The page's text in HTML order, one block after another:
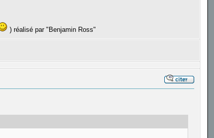
) réalisé par "Benjamin Ross"